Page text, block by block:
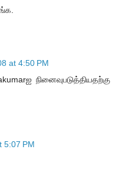
at 4:50 PM
நினைவுபடுத்தியதற்கு
5:07 PM